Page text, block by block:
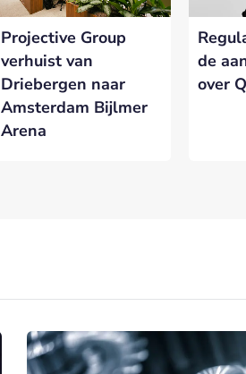
Projective Group
verhuist van
Driebergen naar
Amsterdam Bijlmer
Arena
de
over